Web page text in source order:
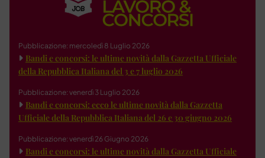
Pubblicazione: mercoledì 8 Luglio 2026
Bandi e concorsi: le ultime novità dalla Gazzetta Ufficiale
della Repubblica Italiana del 3 e 7 luglio 2026
Pubblicazione: venerdì 3 Luglio 2026
Bandi e concorsi: ecco le ultime novità dalla Gazzetta
Ufficiale della Repubblica Italiana del 26 e 30 giugno 2026
Pubblicazione: venerdì 26 Giugno 2026
Bandi e concorsi: le ultime novità dalla Gazzetta Ufficiale